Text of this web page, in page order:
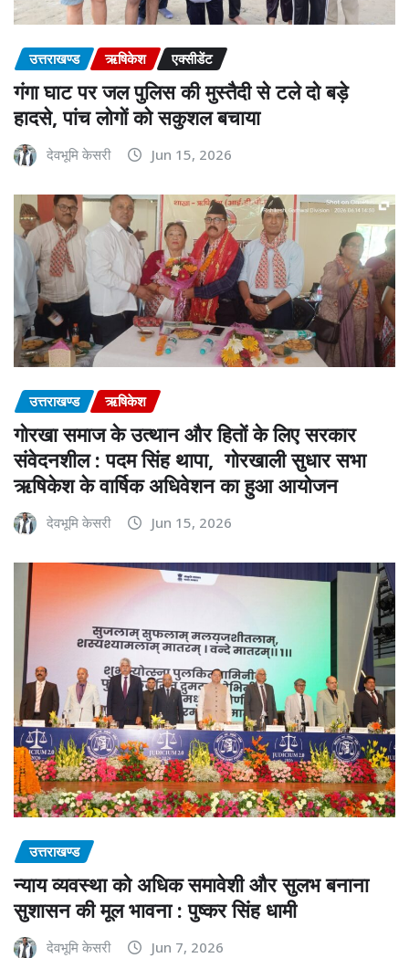
उत्तराखण्ड ऋषिकेश एक्सीडेंट
गंगा घाट पर जल पुलिस की मुस्तैदी से टले दो बड़े
हादसे, पांच लोगों को सकुशल बचाया
देवभूमि केसरी Jun 15, 2026
उत्तराखण्ड ऋषिकेश
गोरखा समाज के उत्थान और हितों के लिए सरकार
संवेदनशील : पदम सिंह थापा, गोरखाली सुधार सभा
ऋषिकेश के वार्षिक अधिवेशन का हुआ आयोजन
देवभूमि केसरी Jun 15, 2026
उत्तराखण्ड
न्याय व्यवस्था को अधिक समावेशी और सुलभ बनाना
सुशासन की मूल भावना : पुष्कर सिंह धामी
देवभूमि केसरी Jun 7, 2026